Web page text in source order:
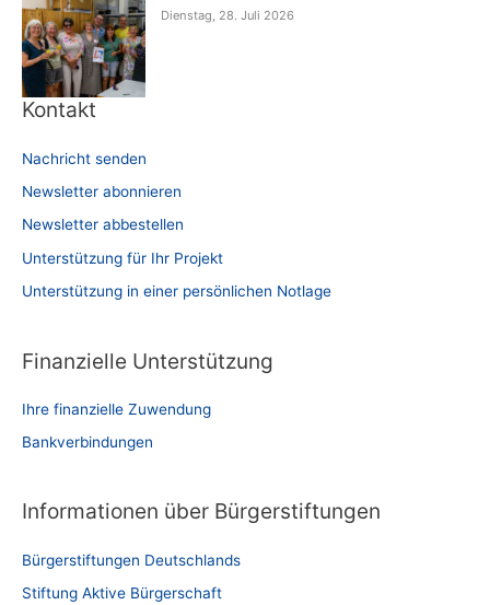
Dienstag, 28. Juli 2026
Kontakt
Nachricht senden
Newsletter abonnieren
Newsletter abbestellen
Unterstützung für Ihr Projekt
Unterstützung in einer persönlichen Notlage
Finanzielle Unterstützung
Ihre finanzielle Zuwendung
Bankverbindungen
Informationen über Bürgerstiftungen
Bürgerstiftungen Deutschlands
Stiftung Aktive Bürgerschaft